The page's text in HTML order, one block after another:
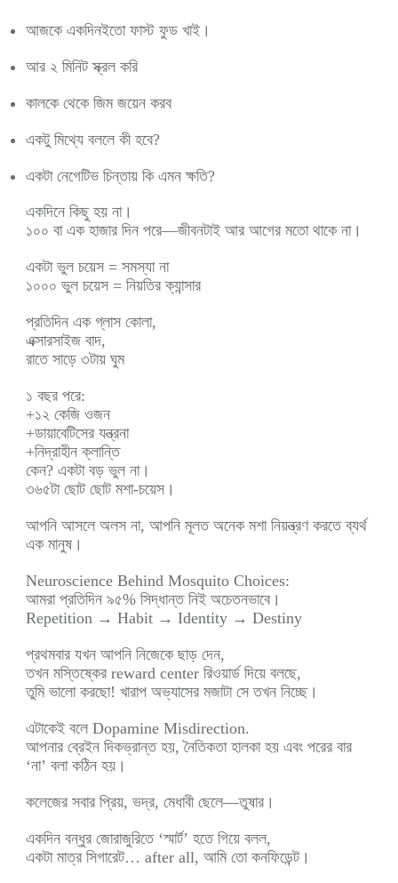
আজকে একদিনইতো ফাস্ট ফুড খাই।
আর ২ মিনিট স্ক্রল করি
কালকে থেকে জিম জয়েন করব
একটু মিথ্যে বললে কী হবে?
একটা নেগেটিভ চিন্তায় কি এমন ক্ষতি?
একদিনে কিছু হয় না।
১০০ বা এক হাজার দিন পরে—জীবনটাই আর আগের মতো থাকে না।
একটা ভুল চয়েস = সমস্যা না
১০০০ ভুল চয়েস = নিয়তির ক্যান্সার
প্রতিদিন এক গ্লাস কোলা,
এক্সারসাইজ বাদ,
রাতে সাড়ে ৩টায় ঘুম
১ বছর পরে:
+১২ কেজি ওজন
+ডায়াবেটিসের যন্ত্রনা
+নিদ্রাহীন ক্লান্তি
কেন? একটা বড় ভুল না।
৩৬৫টা ছোট ছোট মশা-চয়েস।
আপনি আসলে অলস না, আপনি মূলত অনেক মশা নিয়ন্ত্রণ করতে ব্যর্থ
এক মানুষ।
Neuroscience Behind Mosquito Choices:
আমরা প্রতিদিন ৯৫% সিদ্ধান্ত নিই অচেতনভাবে।
Repetition → Habit → Identity → Destiny
প্রথমবার যখন আপনি নিজেকে ছাড় দেন,
তখন মস্তিষ্কের reward center রিওয়ার্ড দিয়ে বলছে,
তুমি ভালো করছো! খারাপ অভ্যাসের মজাটা সে তখন নিচ্ছে।
এটাকেই বলে Dopamine Misdirection.
আপনার ব্রেইন দিকভ্রান্ত হয়, নৈতিকতা হালকা হয় এবং পরের বার
‘না’ বলা কঠিন হয়।
কলেজের সবার প্রিয়, ভদ্র, মেধাবী ছেলে—তুষার।
একদিন বন্ধুর জোরাজুরিতে ‘স্মার্ট’ হতে গিয়ে বলল,
একটা মাত্র সিগারেট… after all, আমি তো কনফিডেন্ট।